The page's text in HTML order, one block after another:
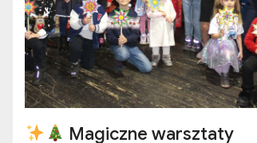
Magiczne warsztaty